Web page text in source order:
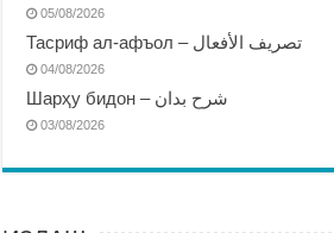
05/08/2026
Тасриф ал-афъол – تصريف الأفعال
04/08/2026
Шарҳу бидон – شرح بدان
03/08/2026